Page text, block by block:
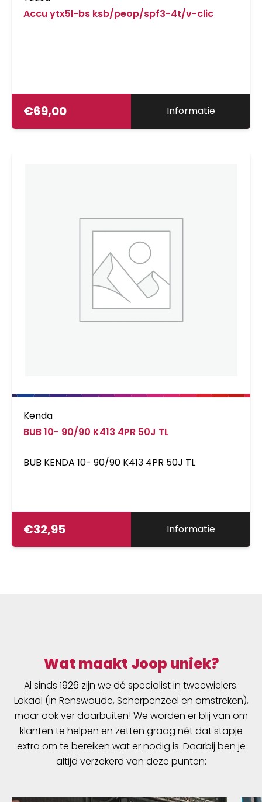
Accu ytx5l-bs ksb/peop/spf3-4t/v-clic
€69,00 Informatie
Kenda
BUB 10- 90/90 K413 4PR 50J TL
BUB KENDA 10- 90/90 K413 4PR 50J TL
€32,95 Informatie
Wat maakt Joop uniek?
Al sinds 1926 zijn we dé specialist in tweewielers.
Lokaal (in Renswoude, Scherpenzeel en omstreken),
maar ook ver daarbuiten! We worden er blij van om
klanten te helpen en zetten graag nét dat stapje
extra om te bereiken wat er nodig is. Daarbij ben je
altijd verzekerd van deze punten: